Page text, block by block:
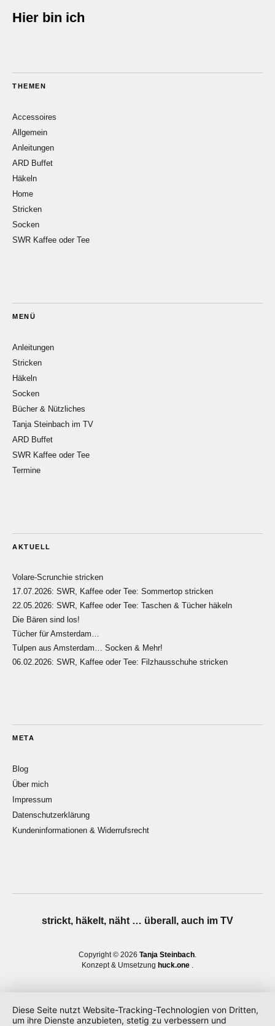
Hier bin ich
THEMEN
Accessoires
Allgemein
Anleitungen
ARD Buffet
Häkeln
Home
Stricken
Socken
SWR Kaffee oder Tee
MENÜ
Anleitungen
Stricken
Häkeln
Socken
Bücher & Nützliches
Tanja Steinbach im TV
ARD Buffet
SWR Kaffee oder Tee
Termine
AKTUELL
Volare-Scrunchie stricken
17.07.2026: SWR, Kaffee oder Tee: Sommertop stricken
22.05.2026: SWR, Kaffee oder Tee: Taschen & Tücher häkeln
Die Bären sind los!
Tücher für Amsterdam…
Tulpen aus Amsterdam… Socken & Mehr!
06.02.2026: SWR, Kaffee oder Tee: Filzhausschuhe stricken
META
Blog
Über mich
Impressum
Datenschutzerklärung
Kundeninformationen & Widerrufsrecht
strickt, häkelt, näht … überall, auch im TV
Copyright © 2026 Tanja Steinbach
Konzept & Umsetzung huck.one
Diese Seite nutzt Website-Tracking-Technologien von Dritten,
um ihre Dienste anzubieten, stetig zu verbessern und